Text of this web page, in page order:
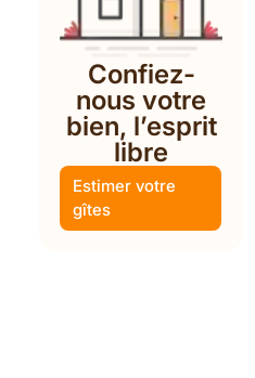
Confiez-
nous votre
bien, l’esprit
libre
Estimer votre
gîtes